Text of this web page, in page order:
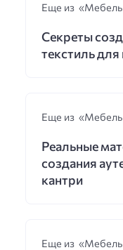
Еще из «Мебель
Секреты
текстиль
Еще из «Мебель
Реальные
создания
кантри
Еще из «Мебель